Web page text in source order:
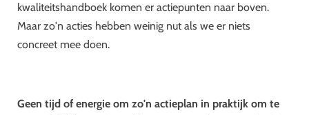
kwaliteitshandboek komen er actiepunten naar boven.
Maar zo'n acties hebben weinig nut als we er niets
concreet mee doen.
Geen tijd of energie om zo'n actieplan in praktijk om te